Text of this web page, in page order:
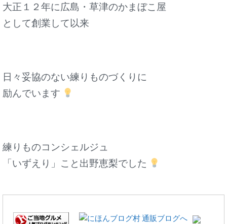
大正１２年に広島・草津のかまぼこ屋
として創業して以来
日々妥協のない練りものづくりに
励んでいます
練りものコンシェルジュ
「いずえり」こと出野恵梨でした